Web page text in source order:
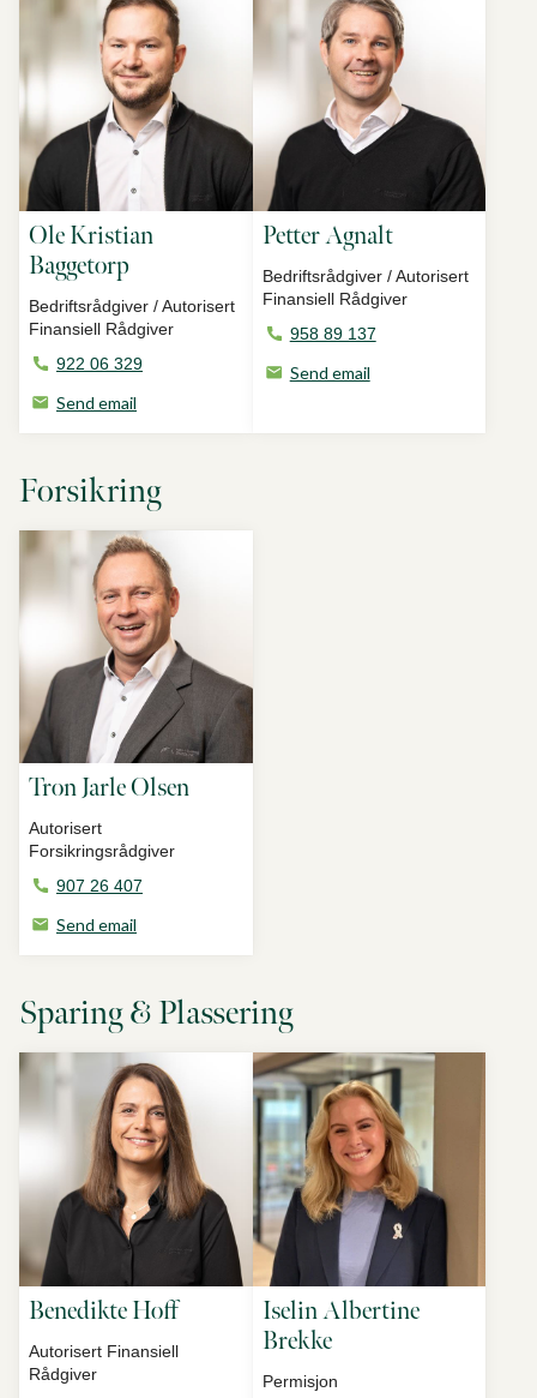
Ole Kristian
Baggetorp
Bedriftsrådgiver / Autorisert
Finansiell Rådgiver
922 06 329
Send email
Petter Agnalt
Bedriftsrådgiver / Autorisert
Finansiell Rådgiver
958 89 137
Send email
Forsikring
Tron Jarle Olsen
Autorisert
Forsikringsrådgiver
907 26 407
Send email
Sparing & Plassering
Benedikte Hoff
Autorisert Finansiell
Rådgiver
Iselin Albertine
Brekke
Permisjon